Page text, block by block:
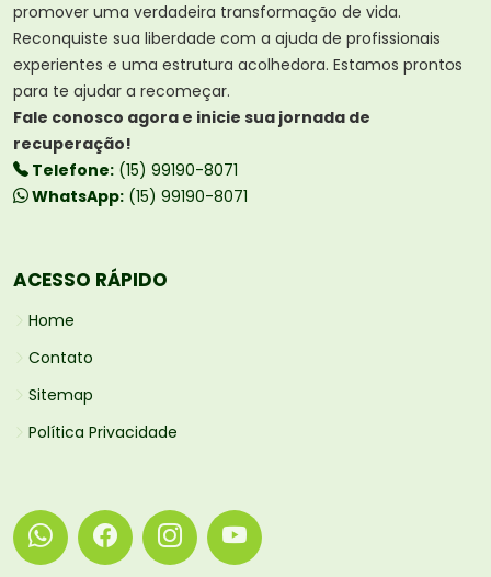
promover uma verdadeira transformação de vida.
Reconquiste sua liberdade com a ajuda de profissionais
experientes e uma estrutura acolhedora. Estamos prontos
para te ajudar a recomeçar.
Fale conosco agora e inicie sua jornada de
recuperação!
Telefone: (15) 99190-8071
WhatsApp: (15) 99190-8071
ACESSO RÁPIDO
Home
Contato
Sitemap
Política Privacidade